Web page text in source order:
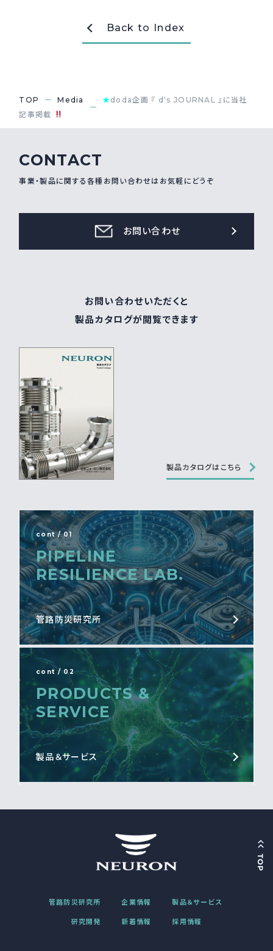
Back to Index
TOP Media ★doda企画 『 d‘s JOURNAL 』に当社
記事掲載
CONTACT
事業・製品に関する各種お問い合わせはお気軽にどうぞ
お問い合わせ
お問い合わせいただくと
製品カタログが閲覧できます
製品カタログはこちら
cont / 01
PIPELINE
RESILIENCE LAB.
管路防災研究所
cont / 02
PRODUCTS &
SERVICE
製品＆サービス
管路防災研究所 企業情報 製品＆サービス
研究開発 新着情報 採用情報